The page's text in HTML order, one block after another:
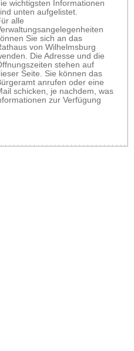
wichtigsten Informationen
unten aufgelistet.
alle
Sie sich an das
von Wilhelmsburg
Die Adresse und die
stehen auf
Seite. Sie können das
anrufen oder eine
schicken, je nachdem, was
zur Verfügung